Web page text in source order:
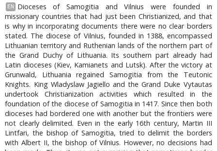
EN
Dioceses of Samogitia and Vilnius were founded in
missionary countries that had just been Christianized, and that
is why in incorporating documents there were no clear borders
stated. The diocese of Vilnius, founded in 1388, encompassed
Lithuanian territory and Ruthenian lands of the northern part of
the Grand Duchy of Lithuania. Its southern part already had
Latin dioceses (Kiev, Kamianets and Lutsk). After the victory at
Grunwald, Lithuania regained Samogitia from the Teutonic
Knights. King Wladyslaw Jagiello and the Grand Duke Vytautas
undertook Christianization activities which resulted in the
foundation of the diocese of Samogitia in 1417. Since then both
dioceses had bordered one with another but the frontiers were
not clearly delimited. Even in the early 16th century, Martin III
Lintfari, the bishop of Samogitia, tried to delimit the borders
with Albert II, the bishop of Vilnius. However, no decisions had